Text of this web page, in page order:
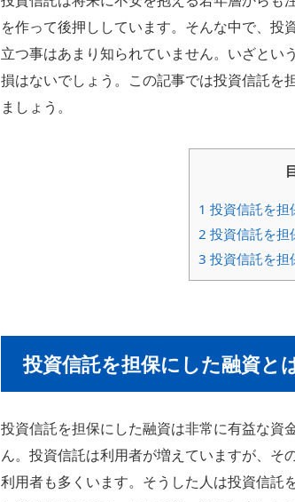
を作って後押ししています。そんな中で、
立つ事はあまり知られていません。いざとい
損はないでしょう。この記事では投資信託を
ましょう。
1 投資信託を担
2 投資信託を担
3 投資信託を担
投資信託を担保にした融資と
投資信託を担保にした融資は非常に有益な資
ん。投資信託は利用者が増えていますが、そ
利用者も多くいます。そうした人は投資信託